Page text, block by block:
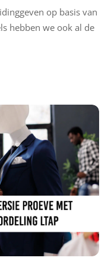
op basis van
hebben we ook al de